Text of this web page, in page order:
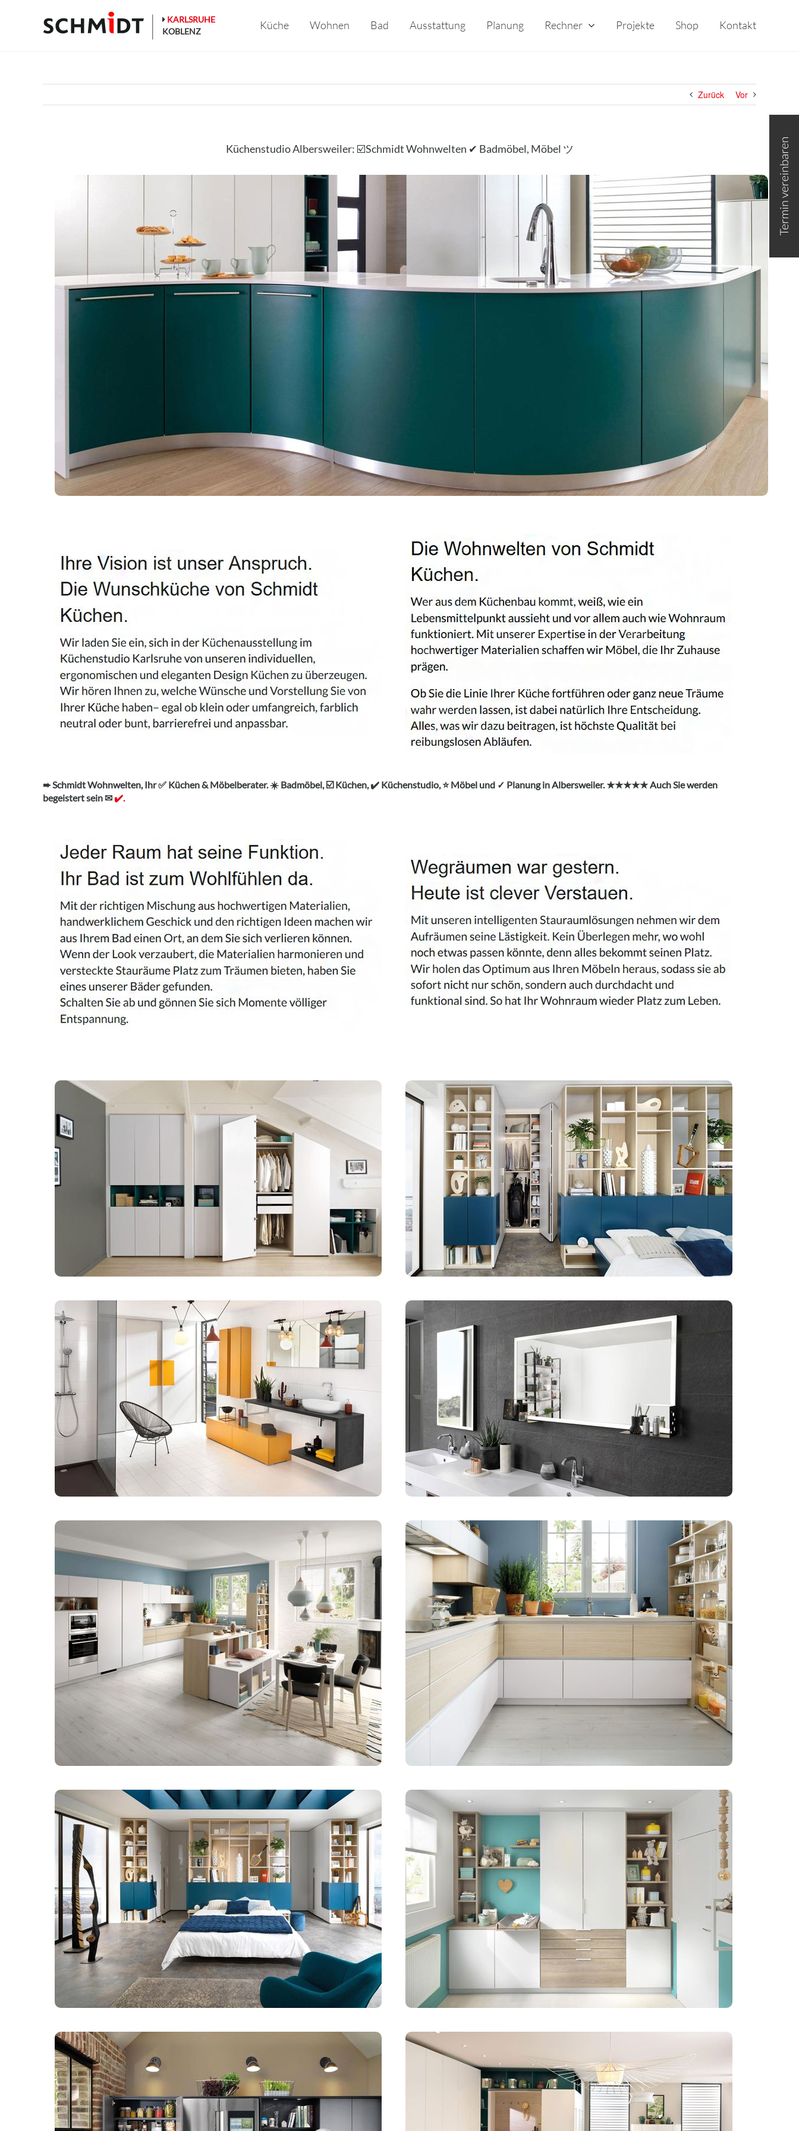
KARLSRUHE
KOBLENZ
Küche Wohnen Bad Ausstattung Planung Rechner Projekte Shop Kontakt
Zurück Vor
Küchenstudio Albersweiler: ☑️Schmidt Wohnwelten ✔ Badmöbel, Möbel ツ
➨ Schmidt Wohnwelten, Ihr ✅ Küchen & Möbelberater. ☀️ Badmöbel, ☑️ Küchen, ✔️ Küchenstudio, ⭐ Möbel und ✓ Planung in Albersweiler. ★★★★★ Auch Sie werden
begeistert sein ✉✔️.
Area